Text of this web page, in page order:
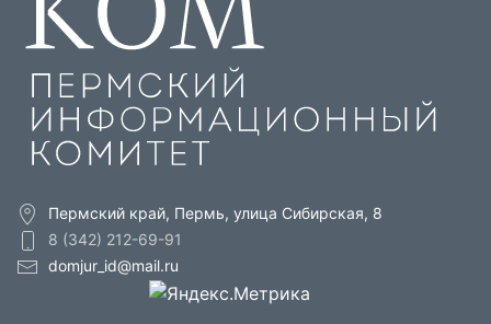
Пермский край, Пермь, улица Сибирская, 8
8 (342) 212-69-91
domjur_id@mail.ru